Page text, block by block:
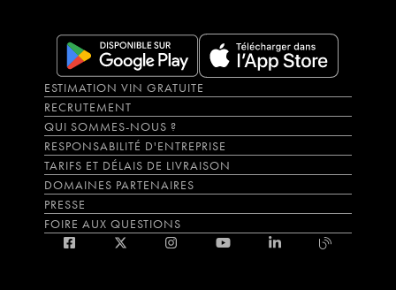
ESTIMATION VIN GRATUITE
RECRUTEMENT
QUI SOMMES-NOUS ?
RESPONSABILITÉ D'ENTREPRISE
TARIFS ET DÉLAIS DE LIVRAISON
DOMAINES PARTENAIRES
PRESSE
FOIRE AUX QUESTIONS